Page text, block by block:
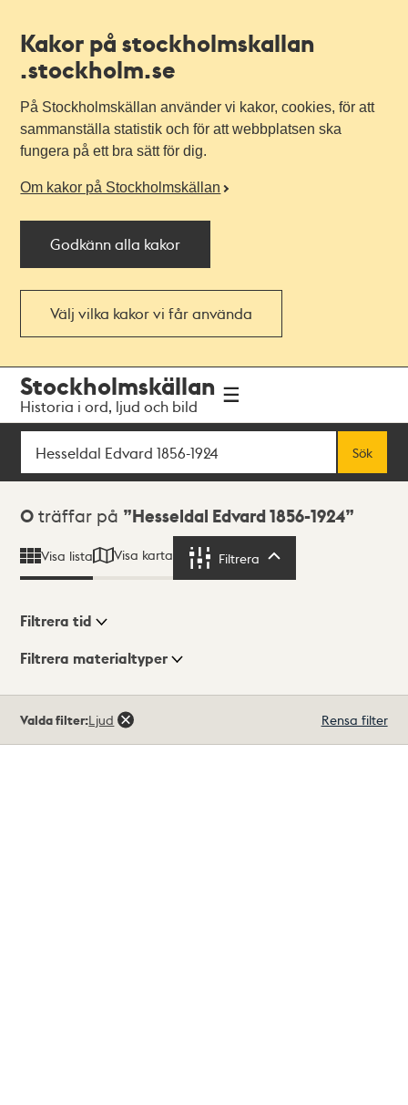
Kakor på stockholmskallan
.stockholm.se
På Stockholmskällan använder vi kakor, cookies, för att
sammanställa statistik och för att webbplatsen ska
fungera på ett bra sätt för dig.
Om kakor på Stockholmskällan
Godkänn alla kakor
Välj vilka kakor vi får använda
navigationen
huvudinnehållet
Stockholmskällan
Historia i ord, ljud och bild
Sök
Sök
Sökresultat
0 träffar på Hesseldal Edvard 1856-1924
Visa lista Visa karta Filtrera
Visningsläge
Filtrera tid
Filtrera materialtyper
träffar
Valda filter:Ljud Rensa filter